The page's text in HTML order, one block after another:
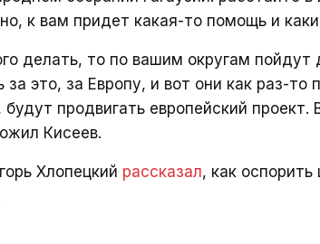
к вам придет какая-то помощь и
делать, то по вашим округам пойдут
за это, за Европу, и вот они как раз-то
продвигать европейский проект.
Кисеев.
Хлопецкий рассказал, как